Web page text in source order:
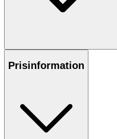
Prisinformation